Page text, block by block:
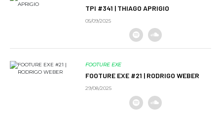
TPI #341 | THIAGO APRIGIO
05/09/2025
FOOTURE EXE
FOOTURE EXE #21 | RODRIGO WEBER
29/08/2025